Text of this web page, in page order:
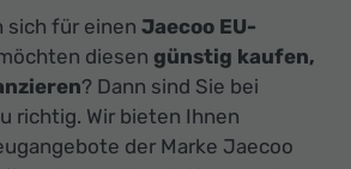
sich für einen Jaecoo EU-
diesen günstig kaufen,
? Dann sind Sie bei
richtig. Wir bieten Ihnen
der Marke Jaecoo